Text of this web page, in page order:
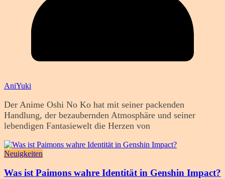
AniYuki
Der Anime Oshi No Ko hat mit seiner packenden
Handlung, der bezaubernden Atmosphäre und seiner
lebendigen Fantasiewelt die Herzen von
Neuigkeiten
Was ist Paimons wahre Identität in Genshin Impact?